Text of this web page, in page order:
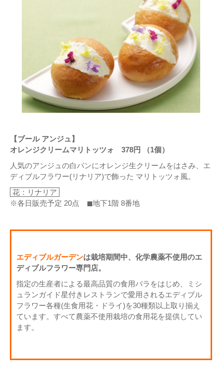
【ブール アンジュ】
オレンジクリームマリトッツォ 378円 （1個）
人気のアンジュの白パンにオレンジ生クリームをはさみ、エ
ディブルフラワー(リナリア)で飾った マリトッツォ風。
花：リナリア
※各日販売予定 20点 ◼地下1階 8番地
エディブルガーデンは栽培期間中、化学農薬不使用のエ
ディブルフラワー専門店。
指定の生産者による最高品質の食用バラをはじめ、ミシ
ュランガイド星付きレストランで愛用されるエディブル
フラワー各種(生食用花・ドライ)を30種類以上取り揃え
ています。すべて農薬不使用栽培の食用花を提供してい
ます。